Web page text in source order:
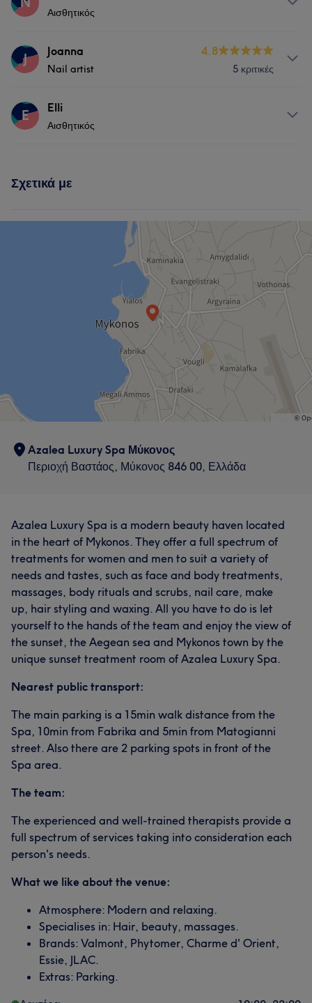
Αισθητικός
Υπηρεσίες
J Joanna
Nail artist
4.8
5 κριτικές
Υπηρεσίες
E Elli
Αισθητικός
Σώμα
Αποτρίχωση
Σχετικά με
Azalea Luxury Spa Μύκονος
Περιοχή Βαστάος, Μύκονος 846 00, Ελλάδα
Azalea Luxury Spa is a modern beauty haven located
in the heart of Mykonos. They offer a full spectrum of
treatments for women and men to suit a variety of
needs and tastes, such as face and body treatments,
massages, body rituals and scrubs, nail care, make
up, hair styling and waxing. All you have to do is let
yourself to the hands of the team and enjoy the view of
the sunset, the Aegean sea and Mykonos town by the
unique sunset treatment room of Azalea Luxury Spa.
Nearest public transport:
The main parking is a 15min walk distance from the
Spa, 10min from Fabrika and 5min from Matogianni
street. Also there are 2 parking spots in front of the
Spa area.
The team:
The experienced and well-trained therapists provide a
full spectrum of services taking into consideration each
person's needs.
What we like about the venue:
Atmosphere: Modern and relaxing.
Specialises in: Hair, beauty, massages.
Brands: Valmont, Phytomer, Charme d' Orient,
Essie, JLAC.
Extras: Parking.